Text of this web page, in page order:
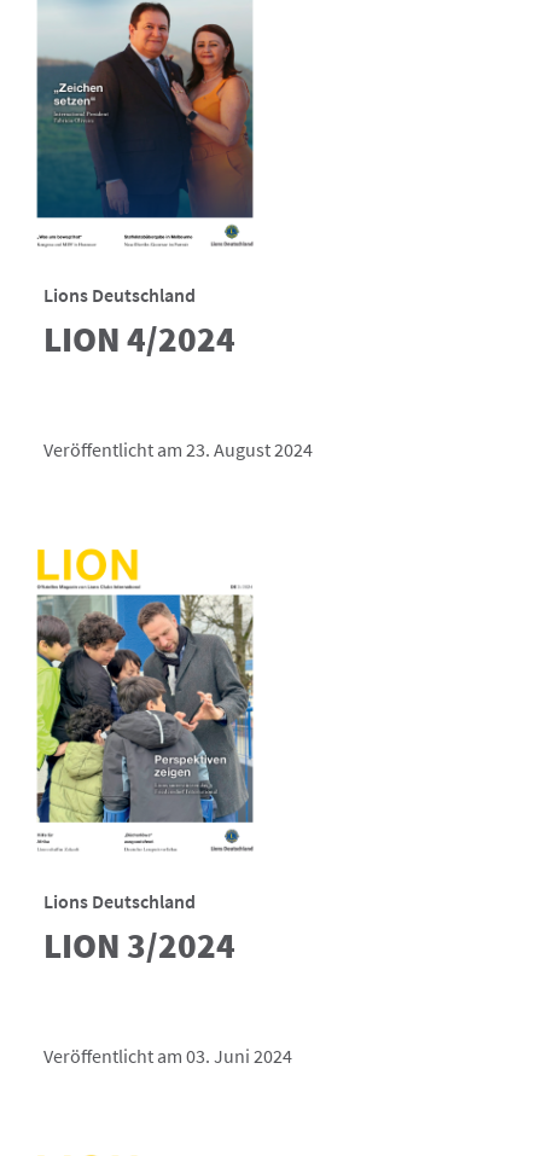
Lions Deutschland
LION 4/2024
Veröffentlicht am 23. August 2024
Lions Deutschland
LION 3/2024
Veröffentlicht am 03. Juni 2024